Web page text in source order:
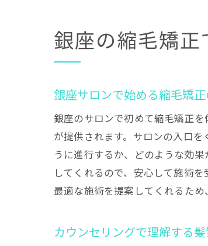
銀座の縮毛矯
銀座サロンで始める縮毛矯
銀座のサロンで初めて縮毛矯正
が提供されます。サロンの入口
うに進行するか、どのような効
してくれるので、安心して施術
最適な施術を提案してくれるため
カウンセリングで理解する